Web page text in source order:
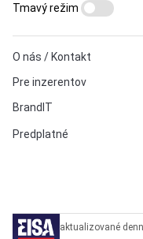
O nás / Kontakt
Pre inzerentov
BrandIT
Predplatné
Tmavý režim
aktualizované